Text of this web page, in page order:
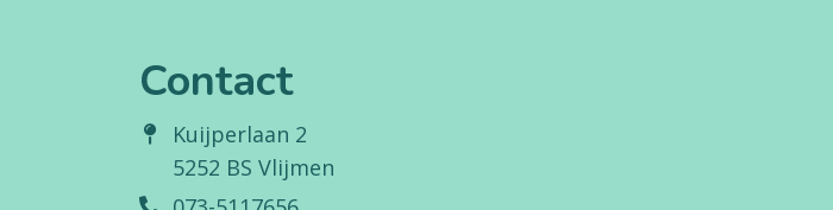
Contact
Kuijperlaan 2
5252 BS Vlijmen